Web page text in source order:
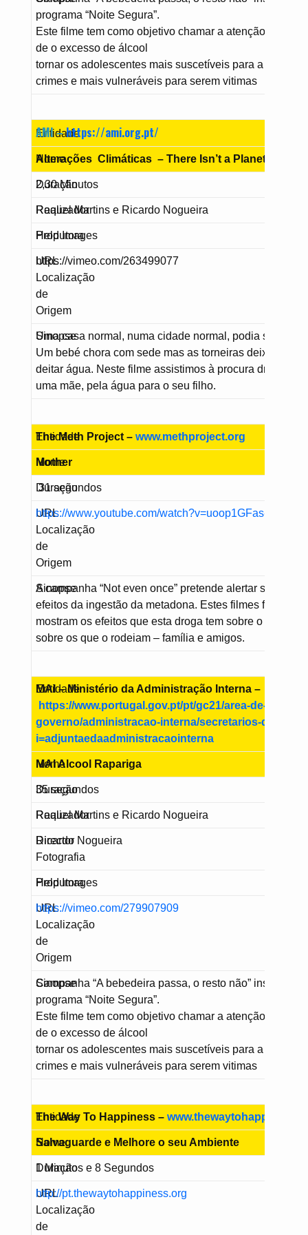
programa “Noite Segura”.
Este filme tem como objetivo chamar a atenção para o
de o excesso de álcool
tornar os adolescentes mais suscetíveis para a prática
crimes e mais vulneráveis para serem vitimas
Entidade
AMI –https://ami.org.pt/
Nome
Alterações Climáticas – There Isn’t a Planet B!
Duração
2,30 Minutos
Realizador
Raquel Martins e Ricardo Nogueira
Produtora
Help Images
URL
Localização
de
Origem
https://vimeo.com/263499077
Sinopse
Uma casa normal, numa cidade normal, podia ser a
Um bebé chora com sede mas as torneiras deixaram de
deitar água. Neste filme assistimos à procura dramática
uma mãe, pela água para o seu filho.
Entidade
The Meth Project –www.methproject.org
Nome
Mother
Duração
31 segundos
URL
Localização
de
Origem
https://www.youtube.com/watch?v=uoop1GFas-4
Sinopse
A campanha “Not even once” pretende alertar sobre os
efeitos da ingestão da metadona. Estes filmes fortes
mostram os efeitos que esta droga tem sobre o
sobre os que o rodeiam – família e amigos.
Entidade
MAI – Ministério da Administração Interna –
https://www.portugal.gov.pt/pt/gc21/area-de-
governo/administracao-interna/secretarios-de-
i=adjuntaedaadministracaointerna
Nome
MAI Alcool Rapariga
Duração
35 segundos
Realizador
Raquel Martins e Ricardo Nogueira
Director
Fotografia
Ricardo Nogueira
Produtora
Help Images
URL
Localização
de
Origem
https://vimeo.com/279907909
Sinopse
Campanha “A bebedeira passa, o resto não” inserida no
programa “Noite Segura”.
Este filme tem como objetivo chamar a atenção para o
de o excesso de álcool
tornar os adolescentes mais suscetíveis para a prática
crimes e mais vulneráveis para serem vitimas
Entidade
The Way To Happiness –
Nome
Salvaguarde e Melhore o seu Ambiente
Duração
1 Minutos e 8 Segundos
URL
Localização
de
http://pt.thewaytohappiness.org